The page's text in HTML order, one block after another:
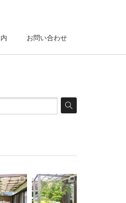
お問い合わせ